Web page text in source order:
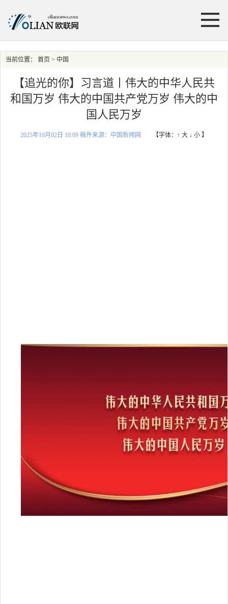
当前位置： 首页 > 中国
【追光的你】习言道丨伟大的中华人民共
和国万岁 伟大的中国共产党万岁 伟大的中
国人民万岁
2025年10月02日 10:09 稿件来源：中国新闻网 【字体： ↑ 大 ↓ 小 】